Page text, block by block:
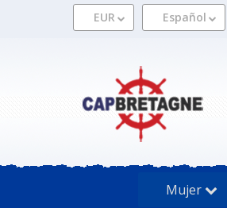
EUR Español
Mujer